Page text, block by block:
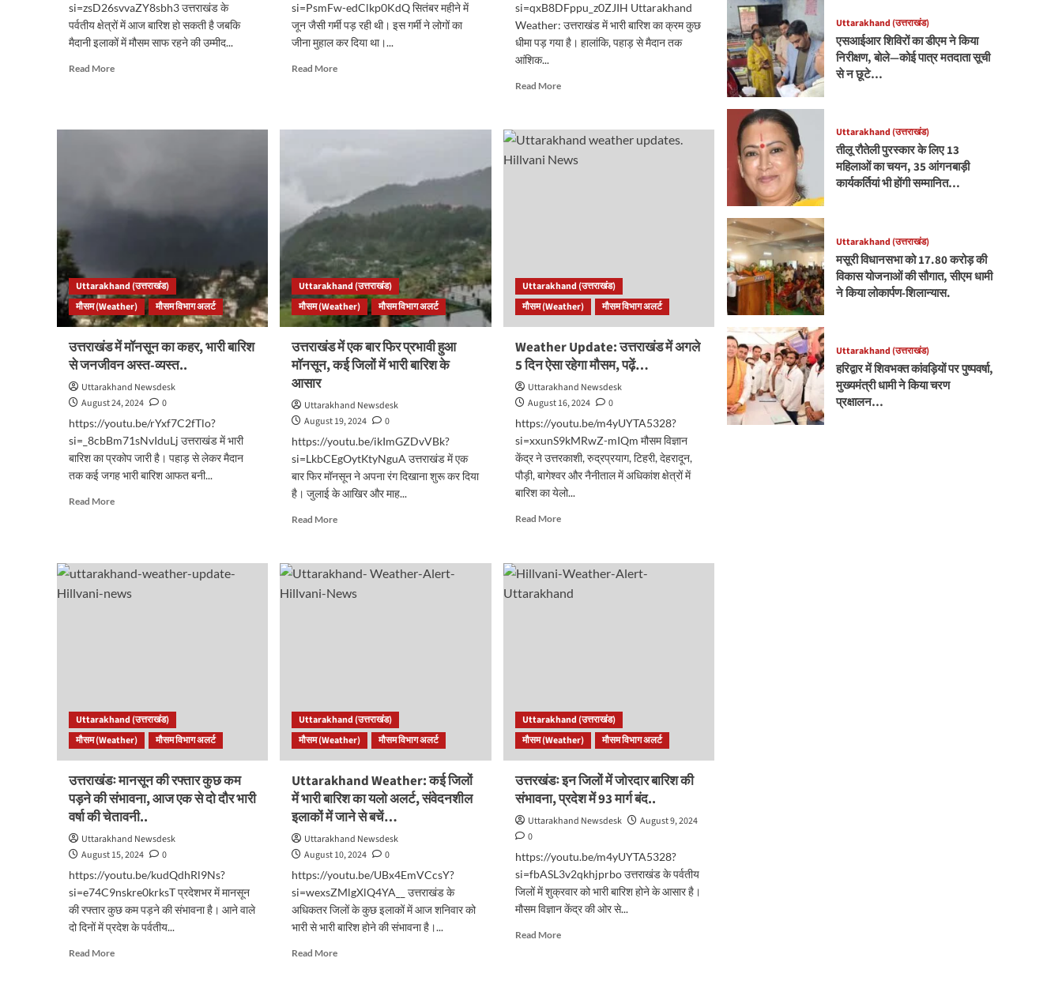
si=zsD26svvaZY8sbh3 उत्तराखंड के
पर्वतीय क्षेत्रों में आज बारिश हो सकती है जबकि
मैदानी इलाकों में मौसम साफ रहने की उम्मीद...
Read MoreRead
रहेगा
उत्तराखंड
का
मौसम..
si=PsmFw-edClkp0KdQ सितंबर महीने में
जून जैसी गर्मी पड़ रही थी। इस गर्मी ने लोगों का
जीना मुहाल कर दिया था।...
Read MoreRead
रहेगा
मौसम
मिजाज,
आज
यहा
भारी
बारिश
की
चेतावनी..
si=qxB8DFppu_z0ZJIH Uttarakhand
Weather: उत्तराखंड में भारी बारिश का क्रम कुछ
धीमा पड़ गया है। हालांकि, पहाड़ से मैदान तक
आंशिक...
Read MoreRead
उत्तराखंडः
पहाड़ी
क्षेत्रों
होगा
मानसून।
चारधाम
में
आई
तेजी..
Uttarakhand (उत्तराखंड)
मौसम (Weather)
मौसम विभाग अलर्ट
उत्तराखंड में मॉनसून का कहर, भारी बारिश
से जनजीवन अस्त-व्यस्त..
Uttarakhand Newsdesk
August 24, 2024
0
https://youtu.be/rYxf7C2fTlo?
si=_8cbBm71sNvIduLj उत्तराखंड में भारी
बारिश का प्रकोप जारी है। पहाड़ से लेकर मैदान
तक कई जगह भारी बारिश आफत बनी...
Read MoreRead
मॉनसून
का
Uttarakhand (उत्तराखंड)
मौसम (Weather)
मौसम विभाग अलर्ट
उत्तराखंड में एक बार फिर प्रभावी हुआ
मॉनसून, कई जिलों में भारी बारिश के
आसार
Uttarakhand Newsdesk
August 19, 2024
0
https://youtu.be/ikImGZDvVBk?
si=LkbCEgOytKtyNguA उत्तराखंड में एक
बार फिर मॉनसून ने अपना रंग दिखाना शुरू कर दिया
है। जुलाई के आखिर और माह...
Read MoreRead
उत्तराखंड
में
एक
में
भारी
बारिश
Uttarakhand (उत्तराखंड)
मौसम (Weather)
मौसम विभाग अलर्ट
Weather Update: उत्तराखंड में अगले
5 दिन ऐसा रहेगा मौसम, पढ़ें…
Uttarakhand Newsdesk
August 16, 2024
0
https://youtu.be/m4yUYTA5328?
si=xxunS9kMRwZ-mIQm मौसम विज्ञान
केंद्र ने उत्तरकाशी, रुद्रप्रयाग, टिहरी, देहरादून,
पौड़ी, बागेश्वर और नैनीताल में अधिकांश क्षेत्रों में
बारिश का येलो...
Read MoreRead
Weather
Update:
उत्तराखंड
पढ़ें…
Uttarakhand (उत्तराखंड)
मौसम (Weather)
मौसम विभाग अलर्ट
उत्तराखंडः मानसून की रफ्तार कुछ कम
पड़ने की संभावना, आज एक से दो दौर भारी
वर्षा की चेतावनी..
Uttarakhand Newsdesk
August 15, 2024
0
https://youtu.be/kudQdhRl9Ns?
si=e74C9nskre0krksT प्रदेशभर में मानसून
की रफ्तार कुछ कम पड़ने की संभावना है। आने वाले
दो दिनों में प्रदेश के पर्वतीय...
Read MoreRead
Uttarakhand (उत्तराखंड)
मौसम (Weather)
मौसम विभाग अलर्ट
Uttarakhand Weather: कई जिलों
में भारी बारिश का यलो अलर्ट, संवेदनशील
इलाकों में जाने से बचें…
Uttarakhand Newsdesk
August 10, 2024
0
https://youtu.be/UBx4EmVCcsY?
si=wexsZMlgXlQ4YA__ उत्तराखंड के
अधिकतर जिलों के कुछ इलाकों में आज शनिवार को
भारी से भारी बारिश होने की संभावना है।...
Read MoreRead
Uttarakhand (उत्तराखंड)
मौसम (Weather)
मौसम विभाग अलर्ट
उत्तरखंडः इन जिलों में जोरदार बारिश की
संभावना, प्रदेश में 93 मार्ग बंद..
Uttarakhand Newsdesk
August 9, 2024
0
https://youtu.be/m4yUYTA5328?
si=fbASL3v2qkhjprbo उत्तराखंड के पर्वतीय
जिलों में शुक्रवार को भारी बारिश होने के आसार है।
मौसम विज्ञान केंद्र की ओर से...
Read MoreRead
Uttarakhand (उत्तराखंड)
एसआईआर शिविरों का डीएम ने किया
निरीक्षण, बोले—कोई पात्र मतदाता सूची
से न छूटे…
Uttarakhand (उत्तराखंड)
तीलू रौतेली पुरस्कार के लिए 13
महिलाओं का चयन, 35 आंगनबाड़ी
कार्यकर्तियां भी होंगी सम्मानित…
Uttarakhand (उत्तराखंड)
मसूरी विधानसभा को 17.80 करोड़ की
विकास योजनाओं की सौगात, सीएम धामी
ने किया लोकार्पण-शिलान्यास.
Uttarakhand (उत्तराखंड)
हरिद्वार में शिवभक्त कांवड़ियों पर पुष्पवर्षा,
मुख्यमंत्री धामी ने किया चरण
प्रक्षालन…